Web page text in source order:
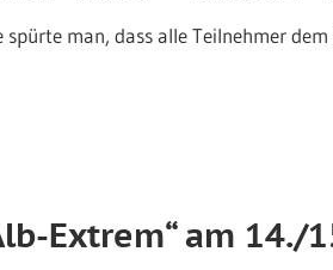
man, dass alle Teilnehmer
Extrem“ am 14./